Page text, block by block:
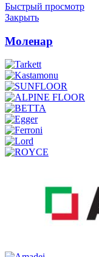
Быстрый просмотр
Закрыть
Моленар